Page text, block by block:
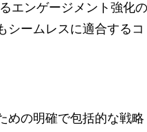
エンゲージメント強化の
シームレスに適合するコ
めの明確で包括的な戦略